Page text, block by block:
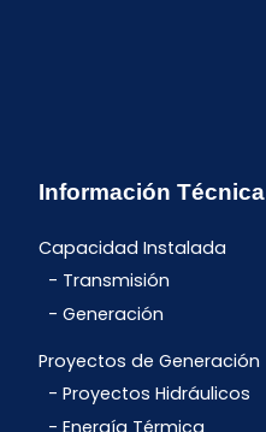
Información Técnica
Capacidad Instalada
Transmisión
Generación
Proyectos de Generación
Proyectos Hidráulicos